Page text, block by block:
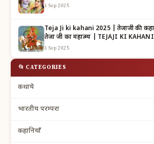
1 Sep 2025
Teja Ji ki kahani 2025 | तेजाजी की कहानी | लोकदेवता वीर
तेजा जी का महात्म्य | TEJAJI KI KAHANI
1 Sep 2025
📂 CATEGORIES
कथाये
भारतीय परम्परा
कहानियाँ